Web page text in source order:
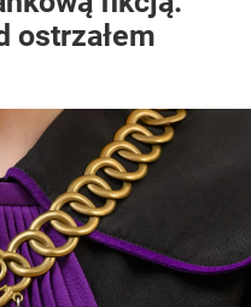
ostrzałem